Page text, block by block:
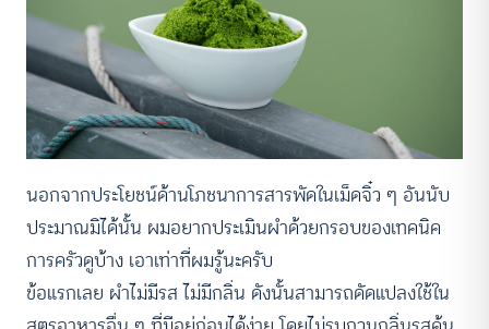
นอกจากประโยชน์ด้านโภชนาการสารพัดในเม็ดจิ๋ว ๆ อันนับ
ประมาณมิได้นั้น ผมอยากประเมินผำด้วยกรอบของเทคนิค
การครัวดูบ้าง เอาเท่าที่ผมรู้นะครับ
ข้อแรกเลย ผำไม่มีรส ไม่มีกลิ่น ดังนั้นสามารถดัดแปลงใช้ใน